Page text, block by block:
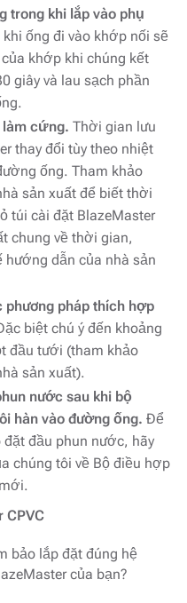
trong khi lắp vào phụ
khi ống đi vào khớp nối sẽ
khớp khi chúng kết
giây và lau sạch phần
làm cứng. Thời gian lưu
thay đổi tùy theo nhiệt
ống. Tham khảo
sản xuất để biết thời
túi cài đặt BlazeMaster
chung về thời gian,
hướng dẫn của nhà sản
pháp thích hợp
biệt chú ý đến khoảng
đầu tưới (tham khảo
sản xuất).
nước sau khi bộ
hàn vào đường ống. Để
đầu phun nước, hãy
chúng tôi về Bộ điều hợp
CPVC
bảo lắp đặt đúng hệ
của bạn?